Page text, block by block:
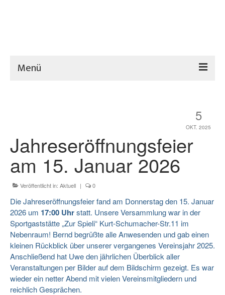
Menü
Hütte
Sport
Aktuelles
Termine
Downloads
5
OKT. 2025
Jahreseröffnungsfeier
am 15. Januar 2026
Veröffentlicht in: Aktuell | 0
Die Jahreseröffnungsfeier fand am Donnerstag den 15. Januar
2026 um 17:00 Uhrstatt. Unsere Versammlung war in der
Sportgaststätte „Zur Spieli“ Kurt-Schumacher-Str.11 im
Nebenraum! Bernd begrüßte alle Anwesenden und gab einen
kleinen Rückblick über unserer vergangenes Vereinsjahr 2025.
Anschließend hat Uwe den jährlichen Überblick aller
Veranstaltungen per Bilder auf dem Bildschirm gezeigt. Es war
wieder ein netter Abend mit vielen Vereinsmitgliedern und
reichlich Gesprächen.